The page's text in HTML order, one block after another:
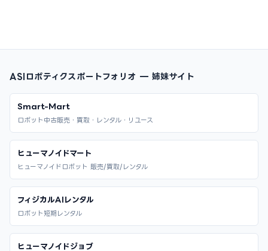
ASIロボティクスポートフォリオ — 姉妹サイト
Smart-Mart
ロボット中古販売・買取・レンタル・リユース
ヒューマノイドマート
ヒューマノイドロボット 販売/買取/レンタル
フィジカルAIレンタル
ロボット短期レンタル
ヒューマノイドジョブ